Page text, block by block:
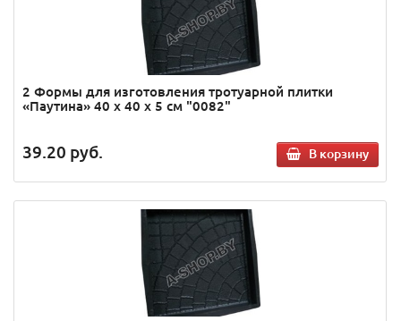
2 Формы для изготовления тротуарной плитки
«Паутина» 40 х 40 х 5 см "0082"
39.20 руб. В корзину